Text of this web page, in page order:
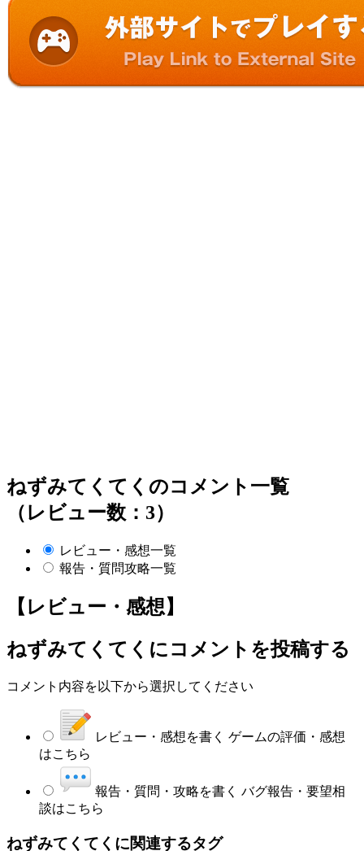
ねずみてくてくのコメント一覧
（レビュー数：3）
レビュー・感想一覧
報告・質問攻略一覧
【レビュー・感想】
ねずみてくてく にコメントを投稿する
コメント内容を以下から選択してください
レビュー・感想を書く ゲームの評価・感想
はこちら
報告・質問・攻略を書く バグ報告・要望相
談はこちら
ねずみてくてくに関連するタグ